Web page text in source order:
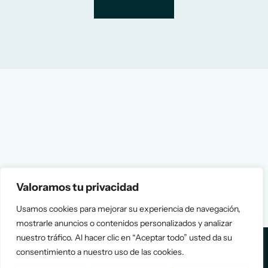
Valoramos tu privacidad
Usamos cookies para mejorar su experiencia de navegación,
mostrarle anuncios o contenidos personalizados y analizar
nuestro tráfico. Al hacer clic en “Aceptar todo” usted da su
consentimiento a nuestro uso de las cookies.